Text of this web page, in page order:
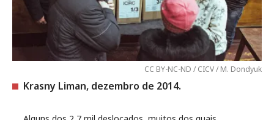
CC BY-NC-ND / CICV / M. Dondyuk
Krasny Liman, dezembro de 2014.